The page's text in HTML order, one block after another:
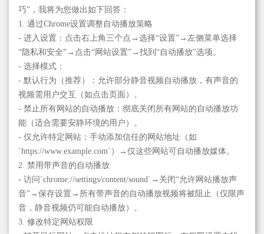
巧”，我将为您做出如下回答：
1. 通过Chrome设置调整自动播放策略
- 进入设置：点击右上角三个点→选择“设置”→左侧菜单选择
“隐私和安全”→点击“网站设置”→找到“自动播放”选项。
- 选择模式：
- 默认行为（推荐）：允许部分静音视频自动播放，有声音的
视频需用户交互（如点击页面）。
- 禁止所有网站的自动播放：彻底关闭所有网站的自动播放功
能（适合需要安静环境的用户）。
- 仅允许特定网站：手动添加信任的网站地址（如
`https://www.example.com`）→仅这些网站可自动播放媒体。
2. 禁用带声音的自动播放
- 访问`chrome://settings/content/sound`→关闭“允许网站播放声
音”→保存设置→所有带声音的自动播放视频将被阻止（仅限声
音，静音视频仍可能自动播放）。
3. 修改特定网站权限